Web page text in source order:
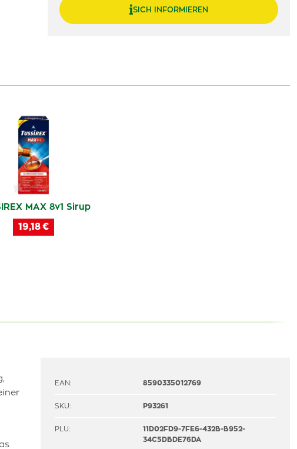
SICH INFORMIEREN
MAX 8v1 Sirup
19,18 €
EAN: 8590335012769
SKU: P93261
PLU:
11D02FD9-7FE6-432B-B952-
34C5DBDE76DA